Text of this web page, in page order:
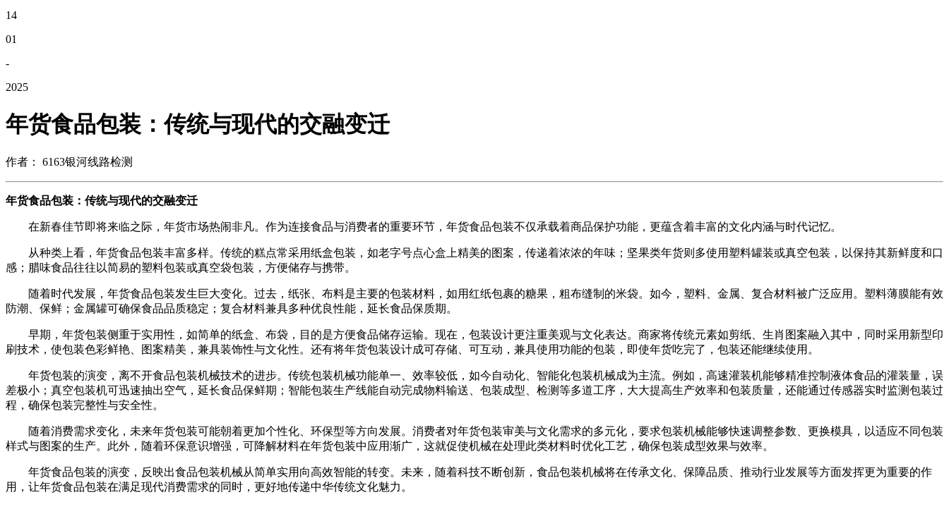
14
01
-
2025
年货食品包装：传统与现代的交融变迁
作者： 6163银河线路检测
年货食品包装：传统与现代的交融变迁
在新春佳节即将来临之际，年货市场热闹非凡。作为连接食品与消费者的重要环节，年货食品包装不仅承载着商品保护功能，更蕴含着丰富的文化内涵与时代记忆。
从种类上看，年货食品包装丰富多样。传统的糕点常采用纸盒包装，如老字号点心盒上精美的图案，传递着浓浓的年味；坚果类年货则多使用塑料罐装或真空包装，以保持其新鲜度和口
感；腊味食品往往以简易的塑料包装或真空袋包装，方便储存与携带。
随着时代发展，年货食品包装发生巨大变化。过去，纸张、布料是主要的包装材料，如用红纸包裹的糖果，粗布缝制的米袋。如今，塑料、金属、复合材料被广泛应用。塑料薄膜能有效
防潮、保鲜；金属罐可确保食品品质稳定；复合材料兼具多种优良性能，延长食品保质期。
早期，年货包装侧重于实用性，如简单的纸盒、布袋，目的是方便食品储存运输。现在，包装设计更注重美观与文化表达。商家将传统元素如剪纸、生肖图案融入其中，同时采用新型印
刷技术，使包装色彩鲜艳、图案精美，兼具装饰性与文化性。还有将年货包装设计成可存储、可互动，兼具使用功能的包装，即使年货吃完了，包装还能继续使用。
年货包装的演变，离不开食品包装机械技术的进步。传统包装机械功能单一、效率较低，如今自动化、智能化包装机械成为主流。例如，高速灌装机能够精准控制液体食品的灌装量，误
差极小；真空包装机可迅速抽出空气，延长食品保鲜期；智能包装生产线能自动完成物料输送、包装成型、检测等多道工序，大大提高生产效率和包装质量，还能通过传感器实时监测包装过
程，确保包装完整性与安全性。
随着消费需求变化，未来年货包装可能朝着更加个性化、环保型等方向发展。消费者对年货包装审美与文化需求的多元化，要求包装机械能够快速调整参数、更换模具，以适应不同包装
样式与图案的生产。此外，随着环保意识增强，可降解材料在年货包装中应用渐广，这就促使机械在处理此类材料时优化工艺，确保包装成型效果与效率。
年货食品包装的演变，反映出食品包装机械从简单实用向高效智能的转变。未来，随着科技不断创新，食品包装机械将在传承文化、保障品质、推动行业发展等方面发挥更为重要的作
用，让年货食品包装在满足现代消费需求的同时，更好地传递中华传统文化魅力。